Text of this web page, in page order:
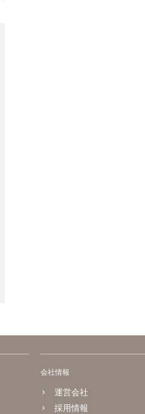
会社情報
運営会社
採用情報